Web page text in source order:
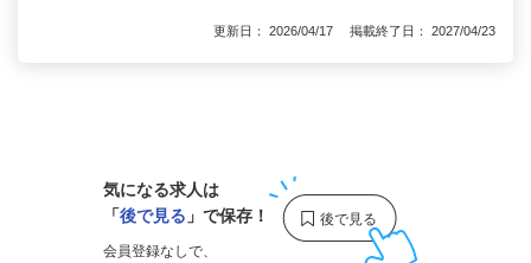
更新日： 2026/04/17 掲載終了日： 2027/04/23
気になる求人は
「後で見る 」で保存！
会員登録なしで、